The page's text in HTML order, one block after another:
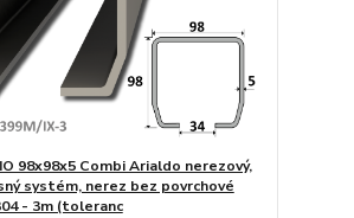
98x98x5 Combi Arialdo nerezový,
systém, nerez bez povrchové
- 3m (toleranc